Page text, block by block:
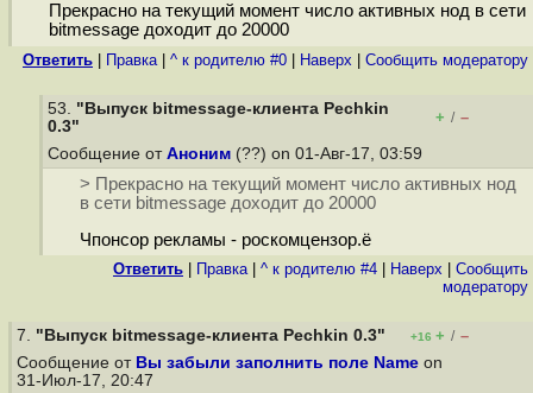
Прекрасно на текущий момент число активных нод в сети
bitmessage доходит до 20000
Ответить Правка| ^ к родителю #0 Наверх Cообщить модератору
53. "Выпуск bitmessage-клиента Pechkin
0.3"
+ / –
Сообщение от Аноним (??) on 01-Авг-17, 03:59
> Прекрасно на текущий момент число активных нод
в сети bitmessage доходит до 20000
Чпонсор рекламы - роскомцензор.ё
Ответить Правка| ^ к родителю #4 Наверх
Cообщить
модератору
7. "Выпуск bitmessage-клиента Pechkin 0.3" +16 + / –
Сообщение от Вы забыли заполнить поле Name on
31-Июл-17, 20:47